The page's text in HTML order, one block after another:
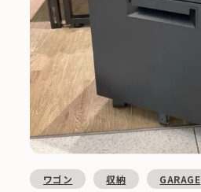
ワゴン 収納 GARAGE